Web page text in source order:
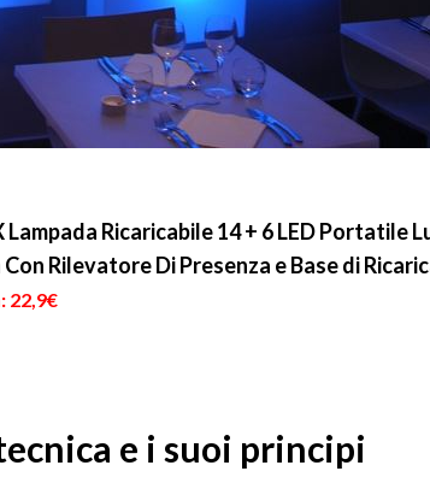
Ricaricabile 14 + 6 LED Portatile
Rilevatore Di Presenza e Base di
22,9€
e i suoi principi